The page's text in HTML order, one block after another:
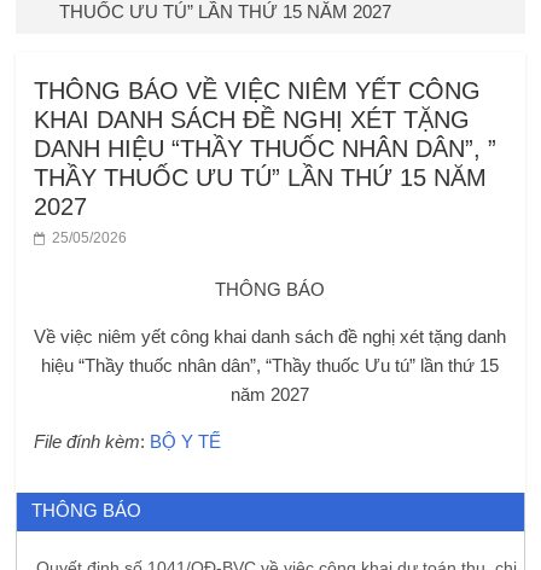
THUỐC ƯU TÚ” LẦN THỨ 15 NĂM 2027
THÔNG BÁO VỀ VIỆC NIÊM YẾT CÔNG
KHAI DANH SÁCH ĐỀ NGHỊ XÉT TẶNG
DANH HIỆU “THẦY THUỐC NHÂN DÂN”, ”
THẦY THUỐC ƯU TÚ” LẦN THỨ 15 NĂM
2027
25/05/2026
THÔNG BÁO
Về việc niêm yết công khai danh sách đề nghị xét tặng danh
hiệu “Thầy thuốc nhân dân”, “Thầy thuốc Ưu tú” lần thứ 15
năm 2027
File đính kèm: BỘ Y TẾ
THÔNG BÁO